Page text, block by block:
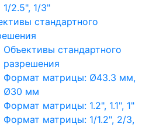
1/2.5", 1/3"
стандартного
Объективы стандартного
разрешения
Формат матрицы: Ø43.3 мм,
Ø30 мм
Формат матрицы: 1.2", 1.1", 1"
Формат матрицы: 1/1.2", 2/3,